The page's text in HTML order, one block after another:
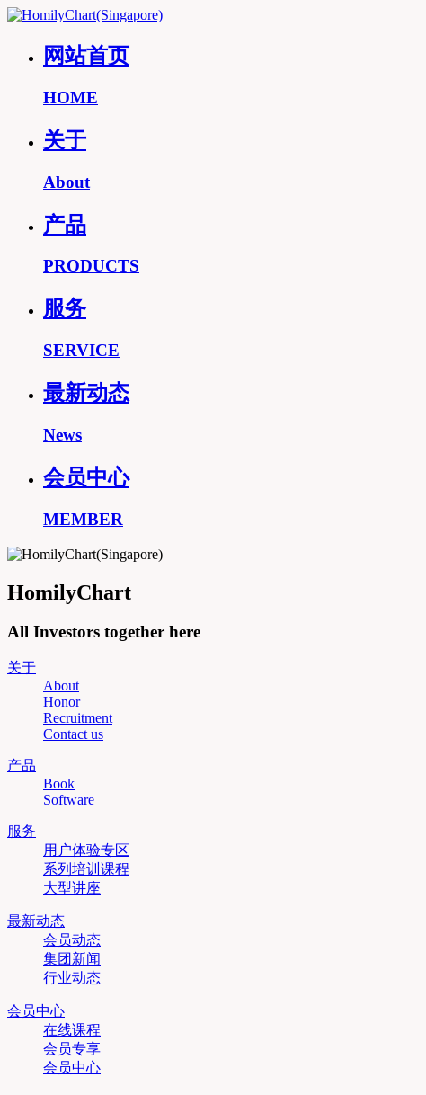
网站首页
HOME
关于
About
产品
PRODUCTS
服务
SERVICE
最新动态
News
会员中心
MEMBER
HomilyChart
All Investors together here
关于
About
Honor
Recruitment
Contact us
产品
Book
Software
服务
用户体验专区
系列培训课程
大型讲座
最新动态
会员动态
集团新闻
行业动态
会员中心
在线课程
会员专享
会员中心